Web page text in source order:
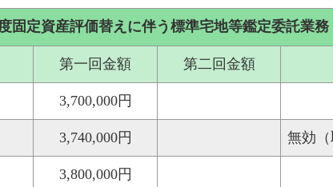
定資産評価替えに伴う標準宅地等鑑定委託業務
第一回金額 第二回金額
3,700,000円
3,740,000円 無効（
3,800,000円